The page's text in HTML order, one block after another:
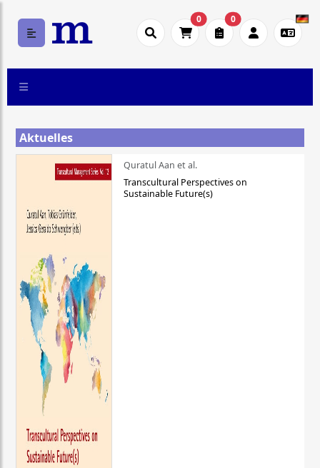
0 0
Aktuelles
Quratul Aan et al.
Transcultural Perspectives on
Sustainable Future(s)